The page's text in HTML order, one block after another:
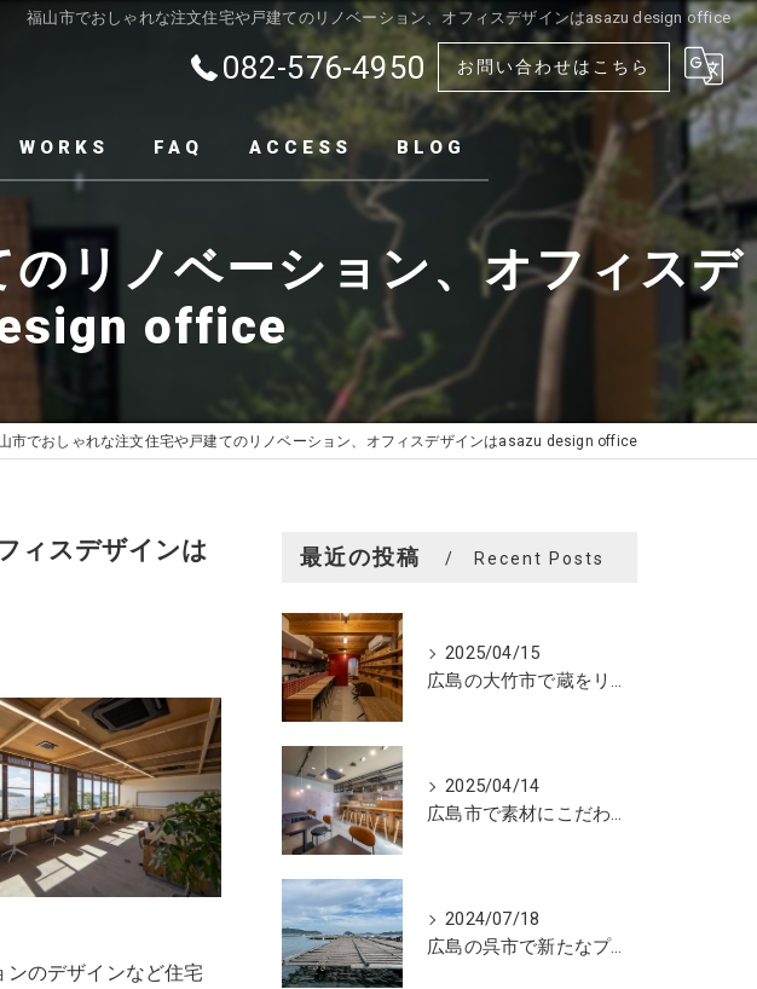
福山市でおしゃれな注文住宅や戸建てのリノベーション、オフィスデザインはasazu design office
082-576-4950 お問い合わせはこちら
WORKS FAQ ACCESS BLOG
リノベーション、オフィスデ
office
市でおしゃれな注文住宅や戸建てのリノベーション、オフィスデザインはasazu design office
ィスデザインは
のデザインなど住宅
最近の投稿 Recent Posts
2025/04/15
広島の大竹市で蔵をリノベーションしたカフェの設計。店舗設計、店舗デザインはasazu design office
2025/04/14
広島市で素材にこだわった魅力的なおにぎり屋さんの設計。店舗設計、店舗デザインはasazu design office
2024/07/18
広島の呉市で新たなプロジェクトの現調